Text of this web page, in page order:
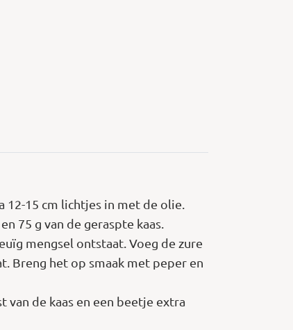
12-15 cm lichtjes in met de olie.
75 g van de geraspte kaas.
mengsel ontstaat. Voeg de zure
Breng het op smaak met peper en
de kaas en een beetje extra